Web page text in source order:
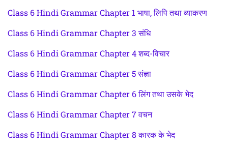
Class 6 Hindi Grammar Chapter 1 भाषा, लिपि तथा व्याकरण
Class 6 Hindi Grammar Chapter 3 संधि
Class 6 Hindi Grammar Chapter 4 शब्द-विचार
Class 6 Hindi Grammar Chapter 5 संज्ञा
Class 6 Hindi Grammar Chapter 6 लिंग तथा उसके भेद
Class 6 Hindi Grammar Chapter 7 वचन
Class 6 Hindi Grammar Chapter 8 कारक के भेद